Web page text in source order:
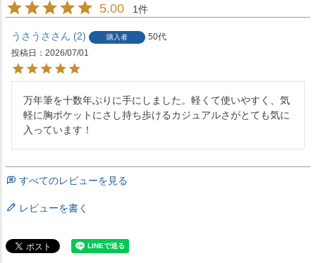
5.00 1
うさうさ 2 購入者
50代
投稿日
2026/07/01
万年筆を十数年ぶりに手にしました。軽くて使いやすく、気
軽に胸ポケットにさし持ち歩けるカジュアルさがとても気に
入っています！
すべてのレビューを見る
レビューを書く